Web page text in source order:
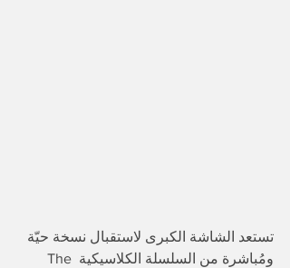
تستعد الشاشة الكبرى لاستقبال نسخة حيّة
ومُباشرة من السلسلة الكلاسيكية The